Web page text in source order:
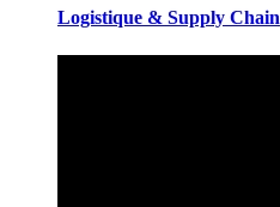
Logistique & Supply Chain